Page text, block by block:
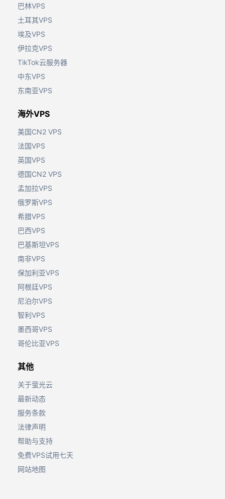
巴林VPS
土耳其VPS
埃及VPS
伊拉克VPS
TikTok云服务器
中东VPS
东南亚VPS
海外VPS
美国CN2 VPS
法国VPS
英国VPS
德国CN2 VPS
孟加拉VPS
俄罗斯VPS
希腊VPS
巴西VPS
巴基斯坦VPS
南非VPS
保加利亚VPS
阿根廷VPS
尼泊尔VPS
智利VPS
墨西哥VPS
哥伦比亚VPS
其他
关于萤光云
最新动态
服务条款
法律声明
帮助与支持
免费VPS试用七天
网站地图